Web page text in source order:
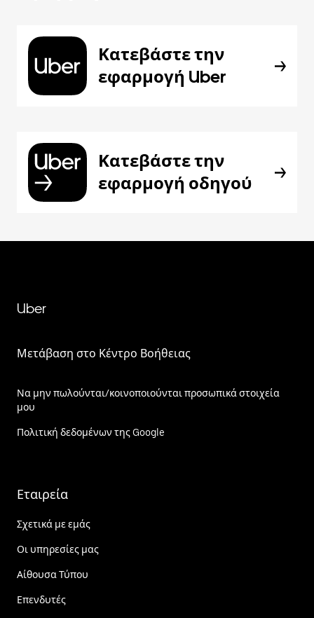
Κατεβάστε την
εφαρμογή Uber
Κατεβάστε την
εφαρμογή οδηγού
Uber
Μετάβαση στο Κέντρο Βοήθειας
Να μην πωλούνται/κοινοποιούνται προσωπικά στοιχεία
μου
Πολιτική δεδομένων της Google
Εταιρεία
Σχετικά με εμάς
Οι υπηρεσίες μας
Αίθουσα Τύπου
Επενδυτές